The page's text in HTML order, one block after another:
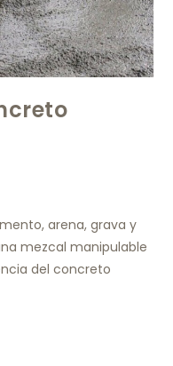
arena, grava y
mezcal manipulable
del concreto